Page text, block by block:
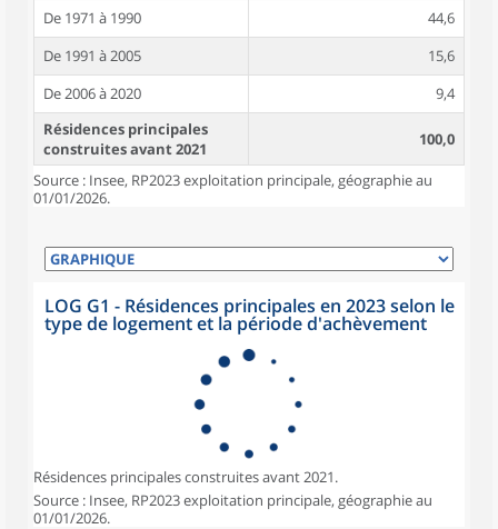
De 1971 à 1990
44,6
De 1991 à 2005
15,6
De 2006 à 2020
9,4
Résidences principales
construites avant 2021
100,0
Source : Insee, RP2023 exploitation principale, géographie au
01/01/2026.
LOG G1 - Résidences principales en 2023 selon le
type de logement et la période d'achèvement
Résidences principales construites avant 2021.
Source : Insee, RP2023 exploitation principale, géographie au
01/01/2026.